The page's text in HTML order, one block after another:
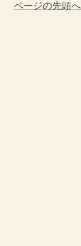
ページの先頭へ